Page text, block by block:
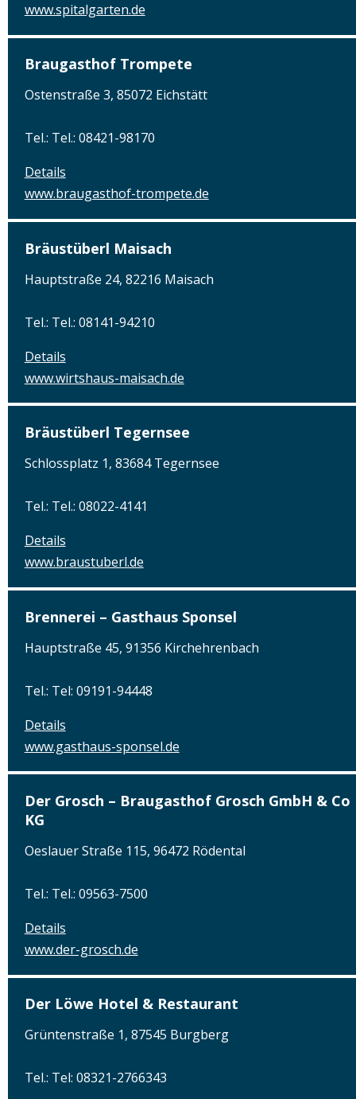
www.spitalgarten.de
Braugasthof Trompete
Ostenstraße 3, 85072 Eichstätt
Tel.: Tel.: 08421-98170
Details
www.braugasthof-trompete.de
Bräustüberl Maisach
Hauptstraße 24, 82216 Maisach
Tel.: Tel.: 08141-94210
Details
www.wirtshaus-maisach.de
Bräustüberl Tegernsee
Schlossplatz 1, 83684 Tegernsee
Tel.: Tel.: 08022-4141
Details
www.braustuberl.de
Brennerei – Gasthaus Sponsel
Hauptstraße 45, 91356 Kirchehrenbach
Tel.: Tel: 09191-94448
Details
www.gasthaus-sponsel.de
Der Grosch – Braugasthof Grosch GmbH & Co
KG
Oeslauer Straße 115, 96472 Rödental
Tel.: Tel.: 09563-7500
Details
www.der-grosch.de
Der Löwe Hotel & Restaurant
Grüntenstraße 1, 87545 Burgberg
Tel.: Tel: 08321-2766343